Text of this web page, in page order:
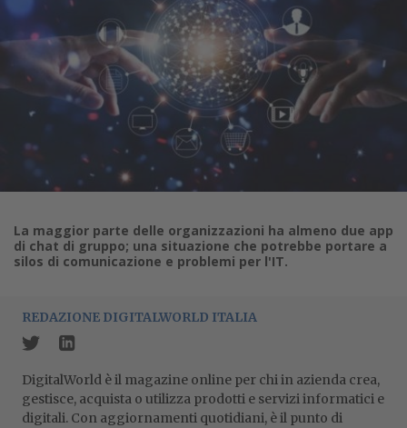
La maggior parte delle organizzazioni ha almeno due app
di chat di gruppo; una situazione che potrebbe portare a
silos di comunicazione e problemi per l'IT.
REDAZIONE DIGITALWORLD ITALIA
DigitalWorld è il magazine online per chi in azienda crea,
gestisce, acquista o utilizza prodotti e servizi informatici e
digitali. Con aggiornamenti quotidiani, è il punto di